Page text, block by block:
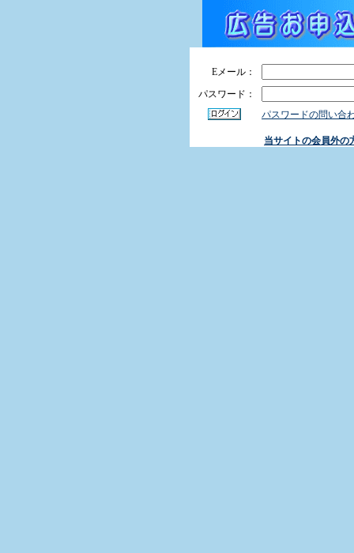
Eメール：
パスワード：
パスワードの問い合
当サイトの会員外の